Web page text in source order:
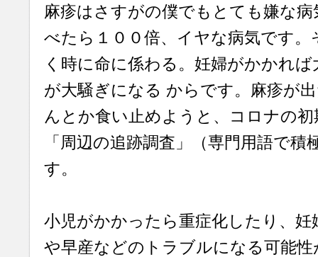
麻疹はさすがの僕でもとても嫌な
べたら１００倍、イヤな病気です。
く時に命に係わる。妊婦がかかれ
が大騒ぎになる からです。麻疹が
んとか食い止めようと、コロナの
「周辺の追跡調査」（専門用語で積
す。
小児がかかったら重症化したり、
や早産などのトラブルになる可能